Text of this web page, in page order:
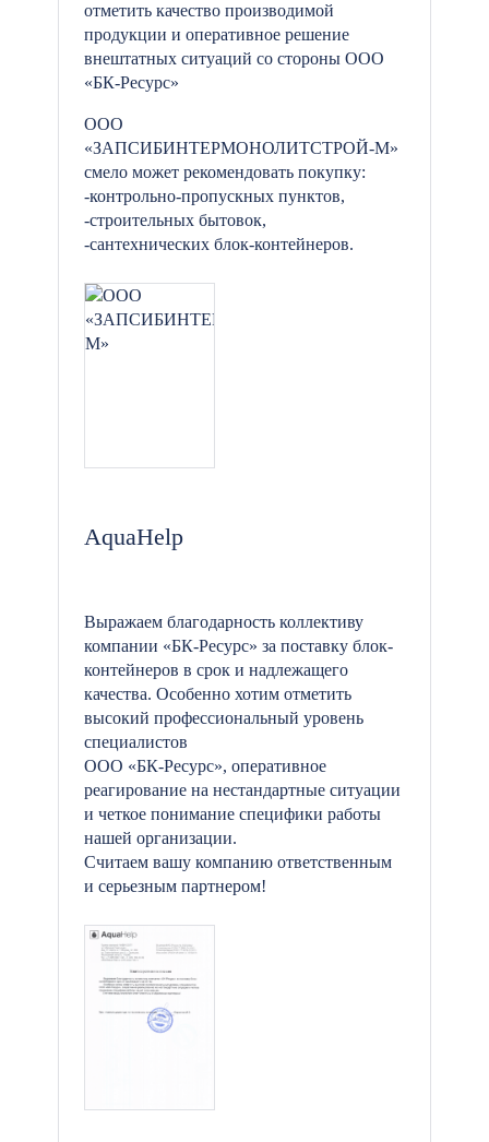
отметить качество производимой
продукции и оперативное решение
внештатных ситуаций со стороны ООО
«БК-Ресурс»
ООО
«ЗАПСИБИНТЕРМОНОЛИТСТРОЙ-М»
смело может рекомендовать покупку:
-контрольно-пропускных пунктов,
-строительных бытовок,
-сантехнических блок-контейнеров.
AquaHelp
Выражаем благодарность коллективу
компании «БК-Ресурс» за поставку блок-
контейнеров в срок и надлежащего
качества. Особенно хотим отметить
высокий профессиональный уровень
специалистов
ООО «БК-Ресурс», оперативное
реагирование на нестандартные ситуации
и четкое понимание специфики работы
нашей организации.
Считаем вашу компанию ответственным
и серьезным партнером!